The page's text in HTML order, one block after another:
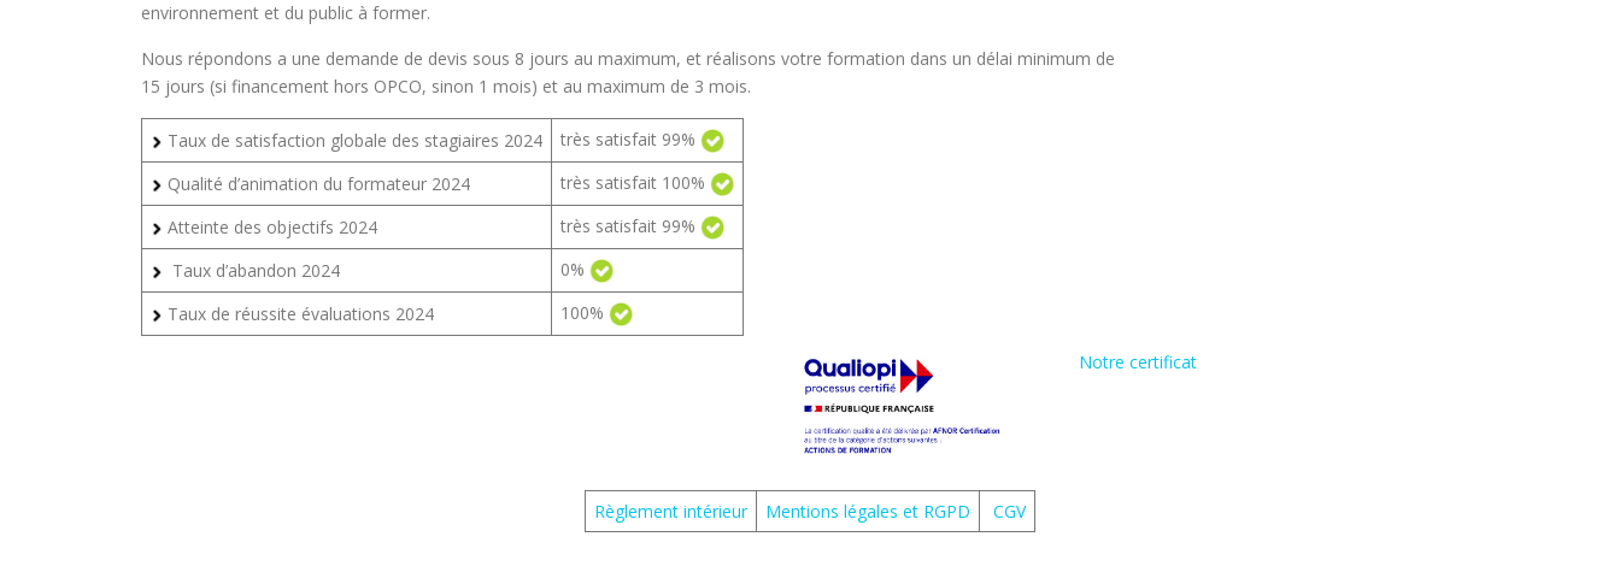
environnement et du public à former.
Nous répondons a une demande de devis sous 8 jours au maximum, et réalisons votre formation dans un délai minimum de
15 jours (si financement hors OPCO, sinon 1 mois) et au maximum de 3 mois.
Taux de satisfaction globale des stagiaires 2024
très satisfait 99%
Qualité d’animation du formateur 2024
très satisfait 100%
Atteinte des objectifs 2024
très satisfait 99%
Taux d’abandon 2024
0%
Taux de réussite évaluations 2024
100%
Notre certificat
Règlement intérieur Mentions légales et RGPD CGV